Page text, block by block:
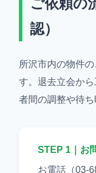
ご依頼の
認）
所沢市内の物件
す。退去立会か
者間の調整や待ち
STEP 1｜お
お電話（03-